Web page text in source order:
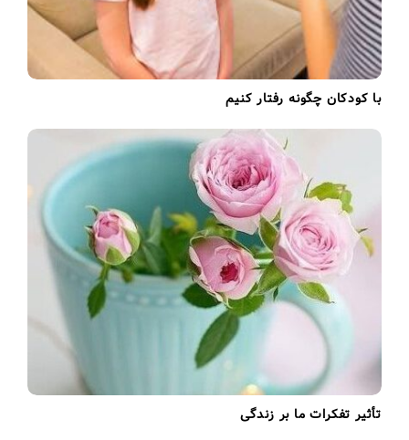
با کودکان چگونه رفتار کنیم
تأثیر تفکرات ما بر زندگی